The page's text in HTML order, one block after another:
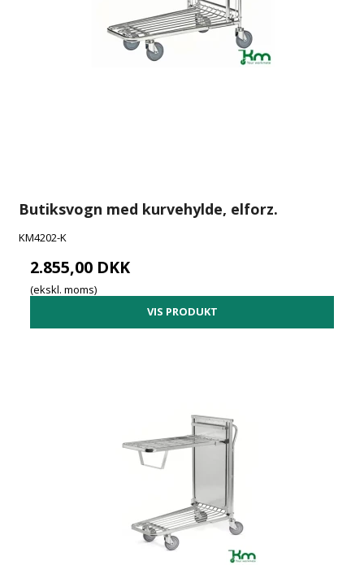
Butiksvogn med kurvehylde, elforz.
KM4202-K
2.855,00 DKK
(ekskl. moms)
VIS PRODUKT